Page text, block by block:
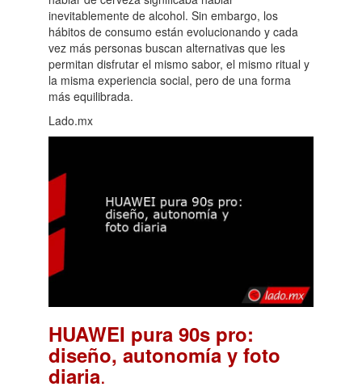
inevitablemente de alcohol. Sin embargo, los
hábitos de consumo están evolucionando y cada
vez más personas buscan alternativas que les
permitan disfrutar el mismo sabor, el mismo ritual y
la misma experiencia social, pero de una forma
más equilibrada.
Lado.mx
HUAWEI pura 90s pro:
diseño, autonomía y foto
diaria.